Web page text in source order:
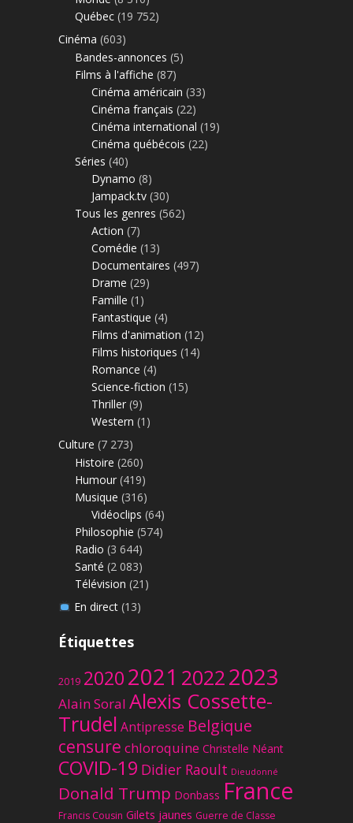
Québec (19 752)
Cinéma (603)
Bandes-annonces (5)
Films à l'affiche (87)
Cinéma américain (33)
Cinéma français (22)
Cinéma international (19)
Cinéma québécois (22)
Séries (40)
Dynamo (8)
Jampack.tv (30)
Tous les genres (562)
Action (7)
Comédie (13)
Documentaires (497)
Drame (29)
Famille (1)
Fantastique (4)
Films d'animation (12)
Films historiques (14)
Romance (4)
Science-fiction (15)
Thriller (9)
Western (1)
Culture (7 273)
Histoire (260)
Humour (419)
Musique (316)
Vidéoclips (64)
Philosophie (574)
Radio (3 644)
Santé (2 083)
Télévision (21)
En direct(13)
Étiquettes
2019 20202021 20222023
Alain Soral Alexis Cossette-
Trudel Antipresse Belgique
censure chloroquine Christelle Néant
COVID-19 Didier Raoult Dieudonné
Donald Trump Donbass France
Francis Cousin Gilets jaunes Guerre de Classe